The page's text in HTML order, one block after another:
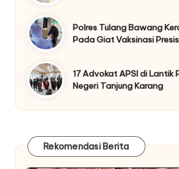
Polres Tulang Bawang
Pada Giat Vaksinasi
17 Advokat APSI di Lantik
Negeri Tanjung Karang
Rekomendasi Berita